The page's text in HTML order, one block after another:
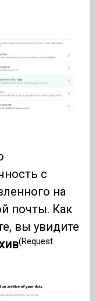
с
на
почты. Как
вы увидите
(Request